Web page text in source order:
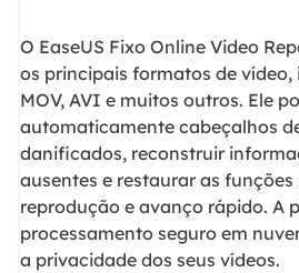
O EaseUS Fixo Online Video
os principais formatos de vídeo,
MOV, AVI e muitos outros. Ele
automaticamente cabeçalhos
danificados, reconstruir
ausentes e restaurar as
reprodução e avanço rápido. A
processamento seguro em
a privacidade dos seus vídeos.